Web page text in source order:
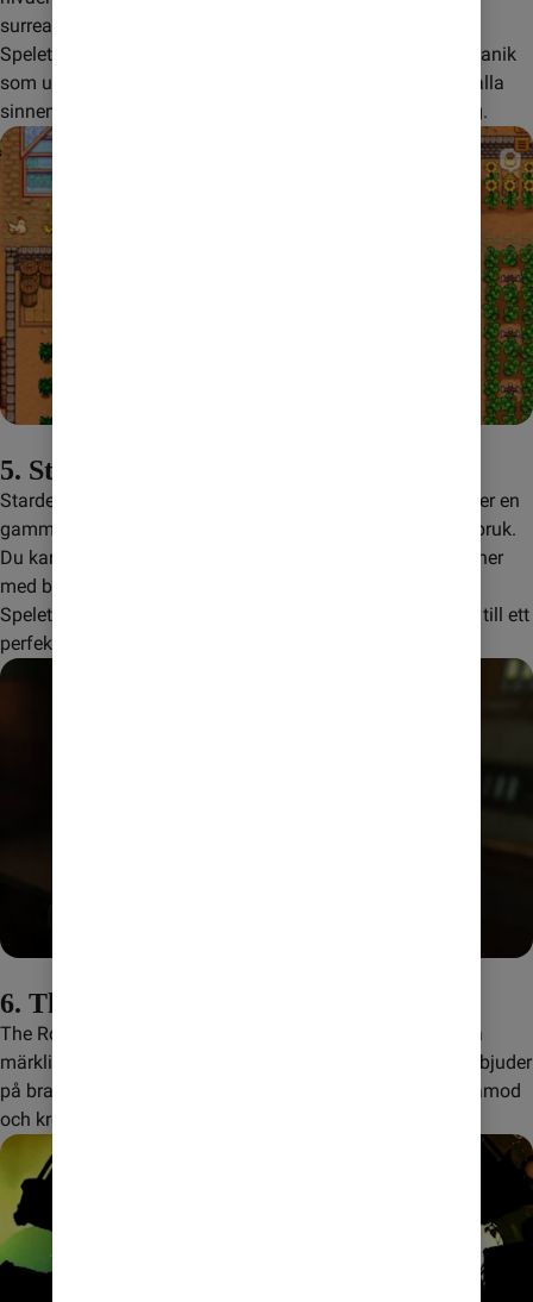
surrealistiska arkitektoniska miljöer.
Spelet är känt för sin unika grafik och innovativa spelmekanik
som utmanar ditt sätt att tänka. Det är en upplevelse för alla
sinnen som du kan njuta av helt utan internetuppkoppling.
5. Stardew Valley
Stardew Valley är ett klassiskt lantbruksspel där du tar över en
gammal gård och förvandlar den till ett blomstrande jordbruk.
Du kan odla grödor, föda upp djur, fiska och skapa relationer
med byborna.
Spelets öppna design och stora mängd aktiviteter gör det till ett
perfekt mobilspel utan internet på semesterresan.
6. The Room-serien
The Room-serien är ett antal pusselspel som fokuserar på
märkliga maskiner och mystiska lådor. Varje spel i serien bjuder
på bra grafik och utmanande pussel som kräver både tålamod
och kreativt tänkande.